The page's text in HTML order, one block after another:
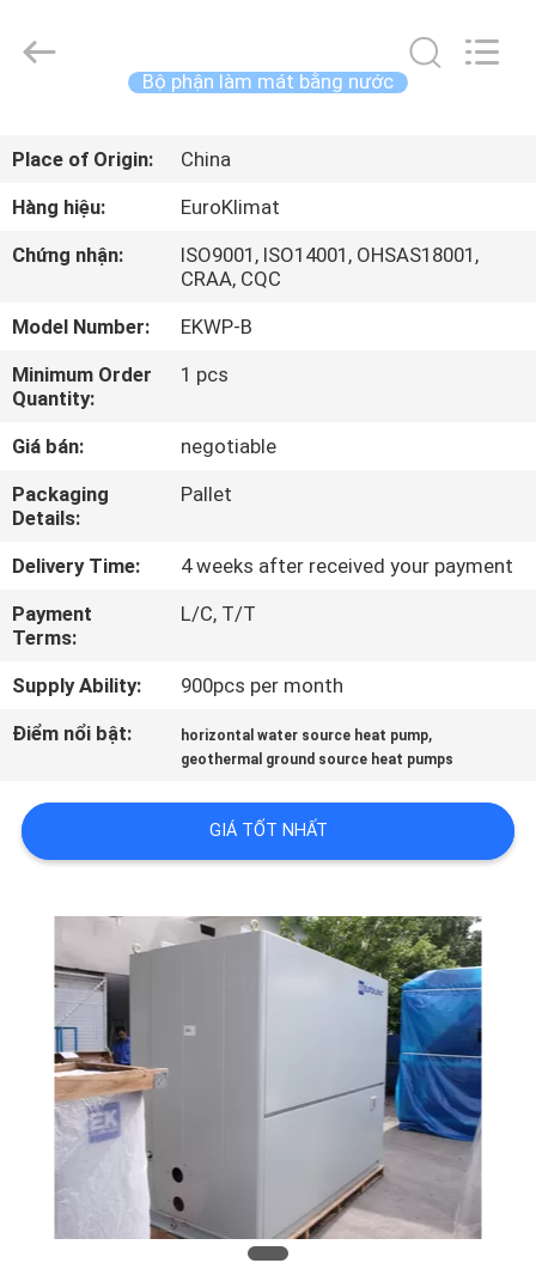
CÁC
SẢN
VỀ
CHÚNG
TÔI
THAM
QUAN
NHÀ
MÁY
KIỂM
CHẤT
LƯỢNG
LIÊN
CHÚNG
TÔI
YÊU
CẦU
BÁO
GIÁ
lạnh
không
khí
cấp.
Copyright
2015
Air-
Refrigeration
Co.,
Ltd.
Rights
Reserved.
Bộ phận làm mát bằng nước
Place of Origin:
China
Hàng hiệu:
EuroKlimat
Chứng nhận:
ISO9001, ISO14001, OHSAS18001,
CRAA, CQC
Model Number:
EKWP-B
Minimum Order
Quantity:
1 pcs
Giá bán:
negotiable
Packaging
Details:
Pallet
Delivery Time:
4 weeks after received your payment
Payment
Terms:
L/C, T/T
Supply Ability:
900pcs per month
Điểm nổi bật:
horizontal water source heat pump,
geothermal ground source heat pumps
GIÁ TỐT NHẤT